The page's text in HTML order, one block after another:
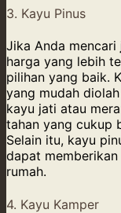
3. Kayu Pinus
Jika Anda mencari
harga yang lebih
pilihan yang baik.
yang mudah
kayu jati atau
tahan yang cukup
Selain itu, kayu
dapat
rumah.
4. Kayu Kamper